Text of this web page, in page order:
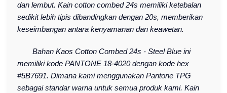
dan lembut. Kain cotton combed 24s memiliki ketebalan
sedikit lebih tipis dibandingkan dengan 20s, memberikan
keseimbangan antara kenyamanan dan keawetan.
Bahan Kaos Cotton Combed 24s - Steel Blue ini
memiliki kode PANTONE 18-4020 dengan kode hex
#5B7691. Dimana kami menggunakan Pantone TPG
sebagai standar warna untuk semua produk kami. Kain